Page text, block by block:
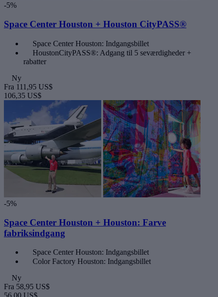
-5%
Space Center Houston + Houston CityPASS®
Space Center Houston: Indgangsbillet
HoustonCityPASS®: Adgang til 5 seværdigheder +
rabatter
Ny
Fra 111,95 US$
106,35 US$
-5%
Space Center Houston + Houston: Farve
fabriksindgang
Space Center Houston: Indgangsbillet
Color Factory Houston: Indgangsbillet
Ny
Fra 58,95 US$